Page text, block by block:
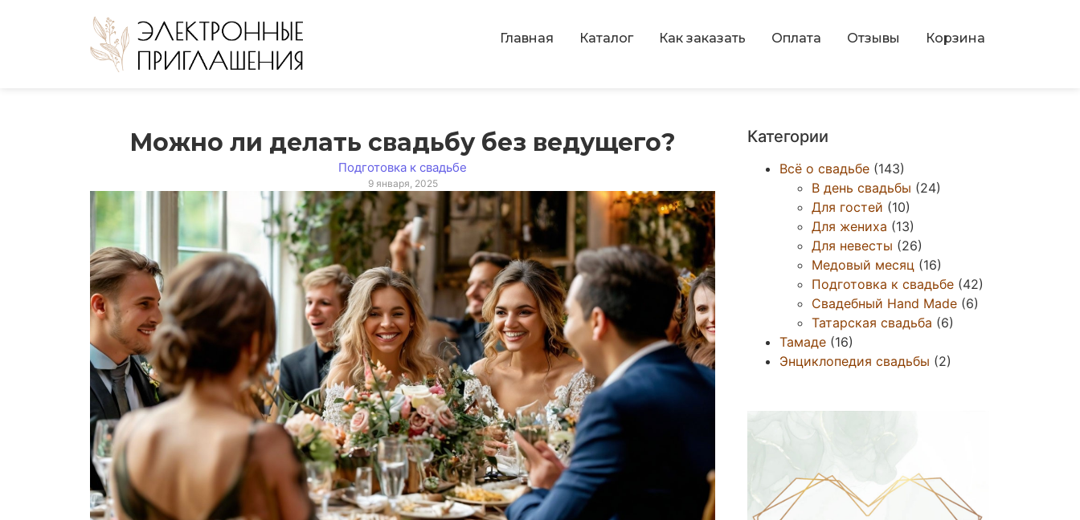
Главная Каталог Как заказать Оплата Отзывы Корзина
Можно ли делать свадьбу без ведущего?
Подготовка к свадьбе
9 января, 2025
Категории
Всё о свадьбе (143)
В день свадьбы (24)
Для гостей (10)
Для жениха (13)
Для невесты (26)
Медовый месяц (16)
Подготовка к свадьбе (42)
Свадебный Hand Made (6)
Татарская свадьба (6)
Тамаде (16)
Энциклопедия свадьбы (2)